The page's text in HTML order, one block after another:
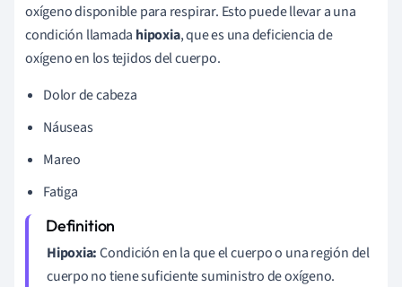
oxígeno disponible para respirar. Esto puede llevar a una
condición llamada hipoxia, que es una deficiencia de
oxígeno en los tejidos del cuerpo.
Dolor de cabeza
Náuseas
Mareo
Fatiga
Hipoxia:Condición en la que el cuerpo o una región del
cuerpo no tiene suficiente suministro de oxígeno.